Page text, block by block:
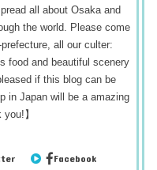
all about Osaka and
the world. Please come
all our culter:
food and beautiful scenery
if this blog can be
in Japan will be a amazing
】
Facebook